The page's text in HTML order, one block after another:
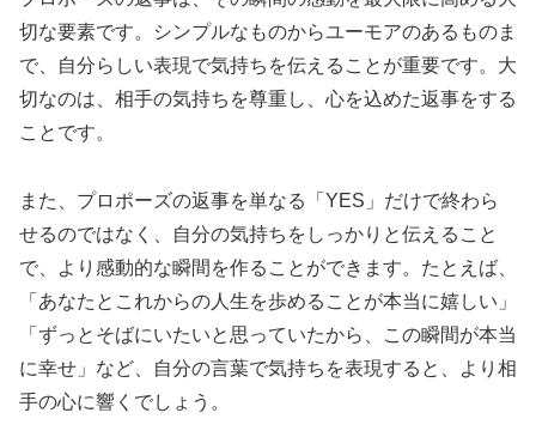
切な要素です。シンプルなものからユーモアのあるものま
で、自分らしい表現で気持ちを伝えることが重要です。大
切なのは、相手の気持ちを尊重し、心を込めた返事をする
ことです。
また、プロポーズの返事を単なる「YES」だけで終わら
せるのではなく、自分の気持ちをしっかりと伝えること
で、より感動的な瞬間を作ることができます。たとえば、
「あなたとこれからの人生を歩めることが本当に嬉しい」
「ずっとそばにいたいと思っていたから、この瞬間が本当
に幸せ」など、自分の言葉で気持ちを表現すると、より相
手の心に響くでしょう。